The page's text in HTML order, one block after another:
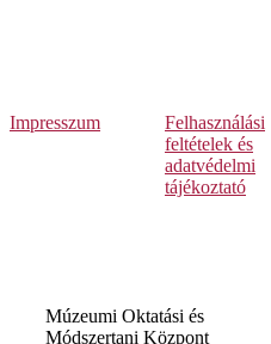
Impresszum
Felhasználási
feltételek és
adatvédelmi
tájékoztató
Múzeumi Oktatási és
Módszertani Központ